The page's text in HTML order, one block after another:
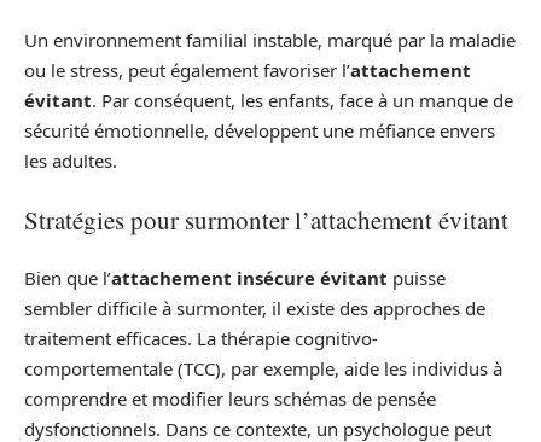
Un environnement familial instable, marqué par la maladie
ou le stress, peut également favoriser l’attachement
évitant. Par conséquent, les enfants, face à un manque de
sécurité émotionnelle, développent une méfiance envers
les adultes.
Stratégies pour surmonter l’attachement évitant
Bien que l’attachement insécure évitant puisse
sembler difficile à surmonter, il existe des approches de
traitement efficaces. La thérapie cognitivo-
comportementale (TCC), par exemple, aide les individus à
comprendre et modifier leurs schémas de pensée
dysfonctionnels. Dans ce contexte, un psychologue peut